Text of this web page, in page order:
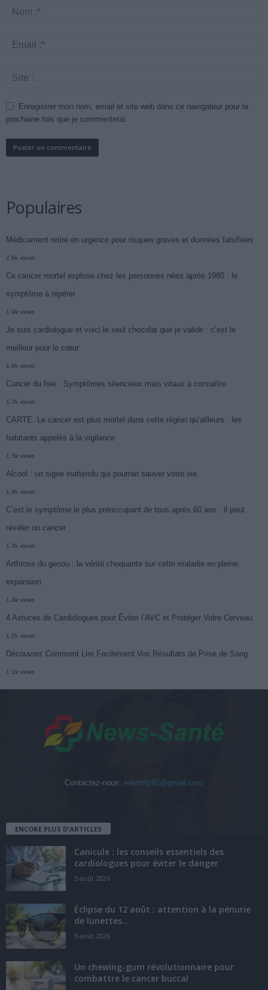
Enregistrer mon nom, email et site web dans ce navigateur pour la
prochaine fois que je commenterai.
Populaires
Médicament retiré en urgence pour risques graves et données falsifiées
2.9k views
Ce cancer mortel explose chez les personnes nées après 1980 : le
symptôme à repérer
1.9k views
Je suis cardiologue et voici le seul chocolat que je valide : c’est le
meilleur pour le cœur
1.8k views
Cancer du foie : Symptômes silencieux mais vitaux à connaître
1.7k views
CARTE. Le cancer est plus mortel dans cette région qu’ailleurs : les
habitants appelés à la vigilance
1.5k views
Alcool : un signe inattendu qui pourrait sauver votre vie
1.4k views
C’est le symptôme le plus préoccupant de tous après 60 ans : il peut
révéler un cancer
1.3k views
Arthrose du genou : la vérité choquante sur cette maladie en pleine
expansion
1.3k views
4 Astuces de Cardiologues pour Éviter l’AVC et Protéger Votre Cerveau
1.2k views
Découvrez Comment Lire Facilement Vos Résultats de Prise de Sang
1.1k views
Contactez-nous: edentify95@gmail.com
ENCORE PLUS D'ARTICLES
Canicule : les conseils essentiels des
cardiologues pour éviter le danger
5 août 2026
Éclipse du 12 août : attention à la pénurie
de lunettes...
5 août 2026
Un chewing-gum révolutionnaire pour
combattre le cancer buccal